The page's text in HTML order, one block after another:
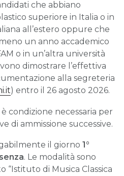
che abbiano
superiore in Italia o in
all’estero oppure che
un anno accademico
o in un’altra università
dimostrare l’effettiva
alla segreteria
) entro il 26 agosto 2026.
condizione necessaria per
di ammissione successive.
il giorno 1°
. Le modalità sono
di Musica Classica